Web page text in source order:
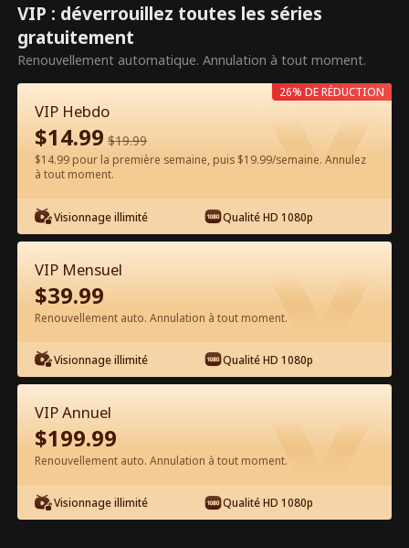
Ce sont des épisodes payants.
Débloquez pour regarder.
Regarder gratuitement sur l'App
Épisode 56 - L'héritière dure à cuire
revient après le divorce Film complet
0-49 50-76 Tous les épisodes
VIP : déverrouillez toutes les séries
gratuitement
Renouvellement automatique. Annulation à tout moment.
VIP Hebdo
$14.99 $19.99
$14.99 pour la première semaine, puis $19.99/semaine. Annulez
à tout moment.
Visionnage illimité Qualité HD 1080p
26% DE RÉDUCTION
VIP Mensuel
$39.99
Renouvellement auto. Annulation à tout moment.
Visionnage illimité Qualité HD 1080p
VIP Annuel
$199.99
Renouvellement auto. Annulation à tout moment.
Visionnage illimité Qualité HD 1080p